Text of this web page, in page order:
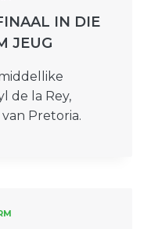
IN DIE
JEUG
de la Rey,
Pretoria.